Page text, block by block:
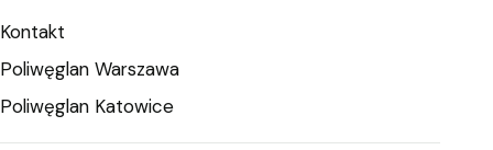
Kontakt
Poliwęglan Warszawa
Poliwęglan Katowice